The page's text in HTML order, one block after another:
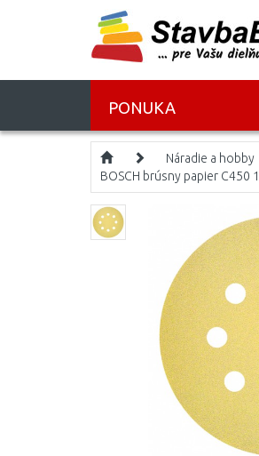
PONUKA
Náradie a hobby
BOSCH brúsny papier